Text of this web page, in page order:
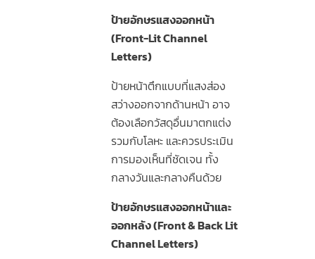
ป้ายอักษรแสงออกหน้า
(Front-Lit Channel
Letters)
ป้ายหน้าตึกแบบที่แสงส่อง
สว่างออกจากด้านหน้า อาจ
ต้องเลือกวัสดุอื่นมาตกแต่ง
รวมกับโลหะ และควรประเมิน
การมองเห็นที่ชัดเจน ทั้ง
กลางวันและกลางคืนด้วย
ป้ายอักษรแสงออกหน้าและ
ออกหลัง (Front & Back Lit
Channel Letters)